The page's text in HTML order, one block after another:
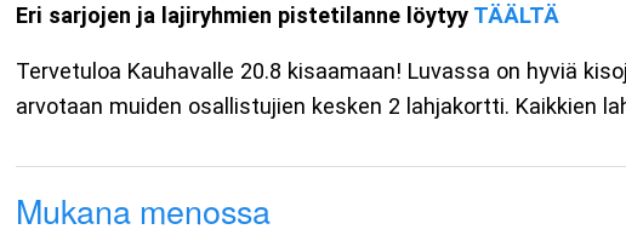
Eri sarjojen ja lajiryhmien pistetilanne löytyy TÄÄLTÄ
Tervetuloa Kauhavalle 20.8 kisaamaan! Luvassa on hyviä
arvotaan muiden osallistujien kesken 2 lahjakortti. Kaikkien
Mukana menossa